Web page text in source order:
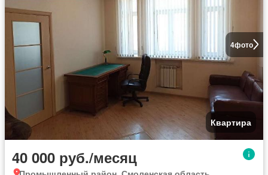
4фото
Квартира
40 000 руб./месяц